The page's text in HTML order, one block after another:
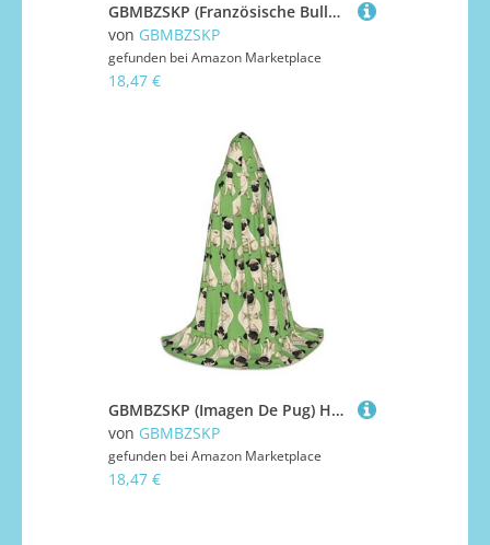
GBMBZSKP (Französische Bulldoggen) Halloween-Kapuzenumhang, Hexenhut für Jungen und Mädchen, Kinder, 85–134 cm, Kapuzenumhang, Halloween, Vampir-Kostüm, Cosplay, Ostern, Maskerade, Party
von GBMBZSKP
gefunden bei Amazon Marketplace
18,47 €
GBMBZSKP (Imagen De Pug) Halloween-Kapuzenumhang, Hexenhut für Jungen und Mädchen, Kinder, 85–134 cm, Kapuzenumhang, Halloween, Vampir-Kostüm, Cosplay, Ostern, Maskerade, Party
von GBMBZSKP
gefunden bei Amazon Marketplace
18,47 €